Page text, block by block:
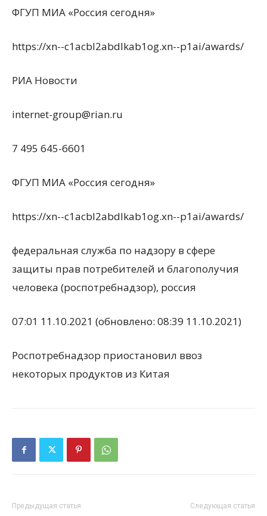
ФГУП МИА «Россия сегодня»
https://xn--c1acbl2abdlkab1og.xn--p1ai/awards/
РИА Новости
internet-group@rian.ru
7 495 645-6601
ФГУП МИА «Россия сегодня»
https://xn--c1acbl2abdlkab1og.xn--p1ai/awards/
федеральная служба по надзору в сфере
защиты прав потребителей и благополучия
человека (роспотребнадзор), россия
07:01 11.10.2021 (обновлено: 08:39 11.10.2021)
Роспотребнадзор приостановил ввоз
некоторых продуктов из Китая
Предыдущая статья Следующая статья